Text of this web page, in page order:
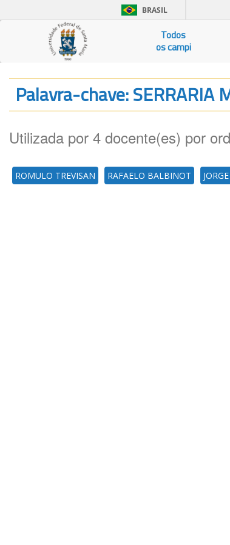
BRASIL
Todos
os campi
Palavra-chave: SERRARIA
Utilizada por 4 docente(es) por
ROMULO TREVISAN RAFAELO BALBINOT